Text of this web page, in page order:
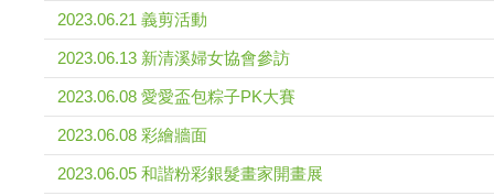
2023.06.21 義剪活動
2023.06.13 新清溪婦女協會參訪
2023.06.08 愛愛盃包粽子PK大賽
2023.06.08 彩繪牆面
2023.06.05 和諧粉彩銀髮畫家開畫展